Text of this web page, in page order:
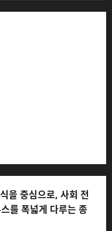
을 중심으로, 사회 전
를 폭넓게 다루는 종